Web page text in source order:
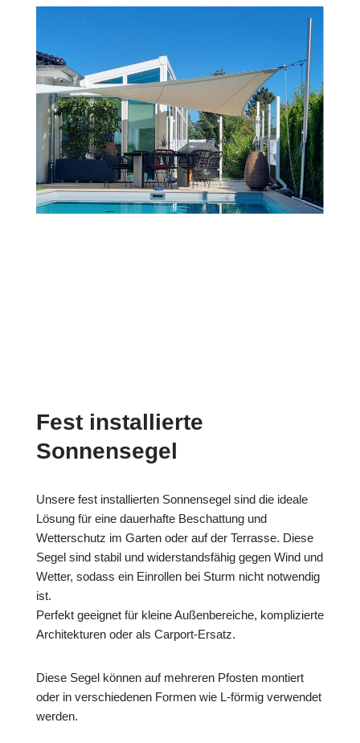
Fest installierte
Sonnensegel
Unsere fest installierten Sonnensegel sind die ideale
Lösung für eine dauerhafte Beschattung und
Wetterschutz im Garten oder auf der Terrasse. Diese
Segel sind stabil und widerstandsfähig gegen Wind und
Wetter, sodass ein Einrollen bei Sturm nicht notwendig
ist.
Perfekt geeignet für kleine Außenbereiche, komplizierte
Architekturen oder als Carport-Ersatz.
Diese Segel können auf mehreren Pfosten montiert
oder in verschiedenen Formen wie L-förmig verwendet
werden.